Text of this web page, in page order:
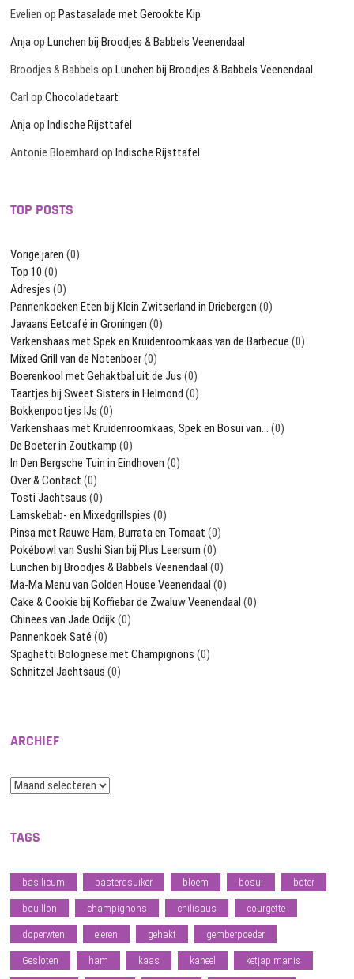
Evelien opPastasalade met Gerookte Kip
Anja opLunchen bij Broodjes & Babbels Veenendaal
Broodjes & Babbels opLunchen bij Broodjes & Babbels Veenendaal
Carl opChocoladetaart
Anja opIndische Rijsttafel
Antonie Bloemhard opIndische Rijsttafel
TOP POSTS
Vorige jaren (0)
Top 10 (0)
Adresjes (0)
Pannenkoeken Eten bij Klein Zwitserland in Driebergen (0)
Javaans Eetcafé in Groningen (0)
Varkenshaas met Spek en Kruidenroomkaas van de Barbecue (0)
Mixed Grill van de Notenboer(0)
Boerenkool met Gehaktbal uit de Jus (0)
Taartjes bij Sweet Sisters in Helmond (0)
Bokkenpootjes IJs (0)
Varkenshaas met Kruidenroomkaas, Spek en Bosui van…
(0)
De Boeter in Zoutkamp (0)
In Den Bergsche Tuin in Eindhoven (0)
Over & Contact (0)
Tosti Jachtsaus (0)
Lamskebab- en Mixedgrillspies (0)
Pinsa met Rauwe Ham, Burrata en Tomaat (0)
Pokébowl van Sushi Sian bij Plus Leersum (0)
Lunchen bij Broodjes & Babbels Veenendaal (0)
Ma-Ma Menu van Golden House Veenendaal (0)
Cake & Cookie bij Koffiebar de Zwaluw Veenendaal (0)
Chinees van Jade Odijk (0)
Pannenkoek Saté (0)
Spaghetti Bolognese met Champignons (0)
Schnitzel Jachtsaus (0)
ARCHIEF
Archief
TAGS
basilicum basterdsuiker bloem bosui boter
bouillon champignons chilisaus courgette
doperwten eieren gehakt gemberpoeder
Gesloten ham kaas kaneel ketjap manis